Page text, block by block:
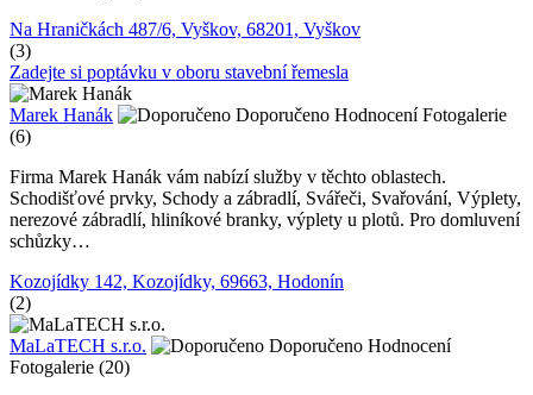
Na Hraničkách 487/6, Vyškov, 68201, Vyškov
(3)
Zadejte si poptávku v oboru stavební řemesla
Marek Hanák Doporučeno Hodnocení Fotogalerie
(6)
Firma Marek Hanák vám nabízí služby v těchto oblastech.
Schodišťové prvky, Schody a zábradlí, Svářeči, Svařování, Výplety,
nerezové zábradlí, hliníkové branky, výplety u plotů. Pro domluvení
schůzky…
Kozojídky 142, Kozojídky, 69663, Hodonín
(2)
MaLaTECH s.r.o. Doporučeno Hodnocení
Fotogalerie (20)